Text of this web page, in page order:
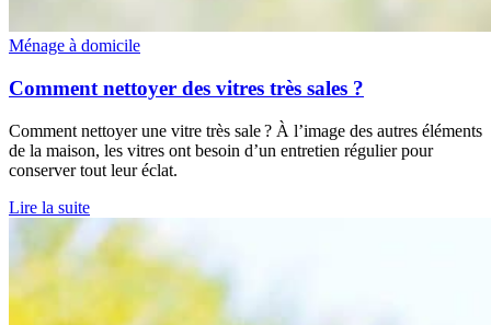
Ménage à domicile
Comment nettoyer des vitres très sales ?
Comment nettoyer une vitre très sale ? À l’image des autres éléments
de la maison, les vitres ont besoin d’un entretien régulier pour
conserver tout leur éclat.
Lire la suite